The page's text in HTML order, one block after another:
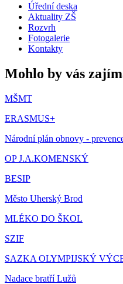
Úřední deska
Aktuality ZŠ
Rozvrh
Fotogalerie
Kontakty
Mohlo by vás
MŠMT
ERASMUS+
Národní plán obnovy -
OP J.A.KOMENSKÝ
BESIP
Město Uherský Brod
MLÉKO DO ŠKOL
SZIF
SAZKA OLYMPIJSKÝ
Nadace bratří Lužů